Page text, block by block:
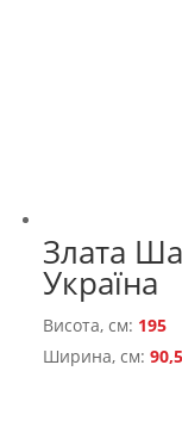
Злата
Україна
Висота, см: 195
Ширина, см:90,5